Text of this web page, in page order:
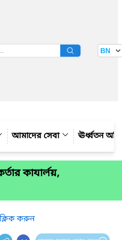
বাতায়ন BN
আমাদের সেবা ঊর্ধ্বতন
কাযার্লয়,
করুন